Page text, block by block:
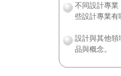
不同設計專業
些設計專業有
設計與其他領
品與概念。